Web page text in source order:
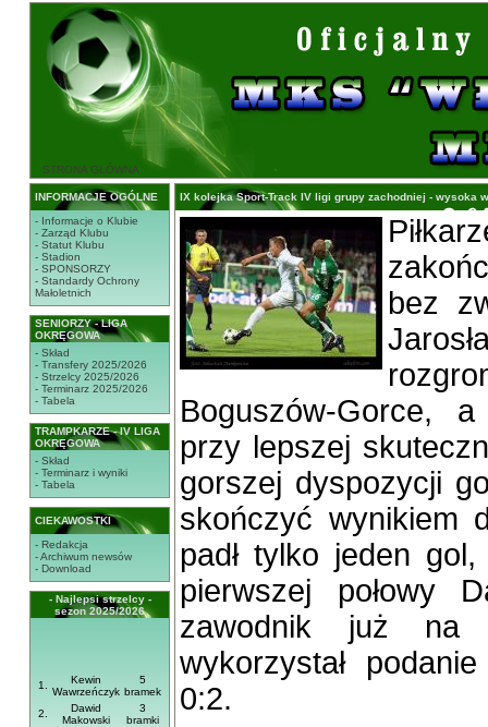
STRONA GŁÓWNA
INFORMACJE OGÓLNE
- Informacje o Klubie
- Zarząd Klubu
- Statut Klubu
- Stadion
- SPONSORZY
- Standardy Ochrony
Małoletnich
SENIORZY - LIGA
OKRĘGOWA
- Skład
- Transfery 2025/2026
- Strzelcy 2025/2026
- Terminarz 2025/2026
- Tabela
TRAMPKARZE - IV LIGA
OKRĘGOWA
- Skład
- Terminarz i wyniki
- Tabela
CIEKAWOSTKI
- Redakcja
- Archiwum newsów
- Download
- Najlepsi strzelcy -
sezon 2025/2026
1.
Kewin
Wawrzeńczyk
5
bramek
2.
Dawid
Makowski
3
bramki
IX kolejka Sport-Track IV ligi grupy zachodniej - wysoka
bez
Boguszów-Gorce,
przy lepszej
gorszej dyspozycji
skończyć wynikiem
padł tylko jeden
pierwszej połowy
zawodnik już na
wykorzystał
0:2.